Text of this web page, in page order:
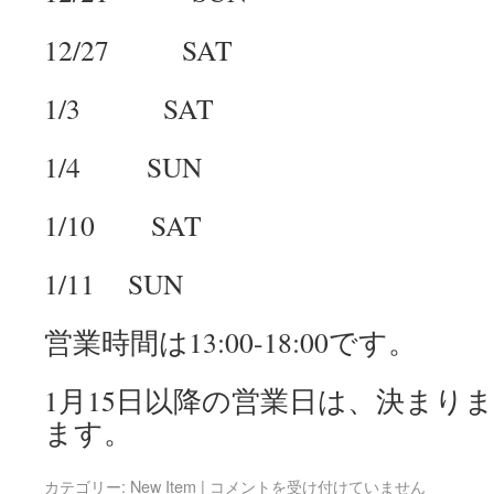
12/27 SAT
1/3 SAT
1/4 SUN
1/10 SAT
1/11 SUN
営業時間は13:00-18:00です。
1月15日以降の営業日は、決まり
ます。
カテゴリー: New Item | コメントを受け付けていません